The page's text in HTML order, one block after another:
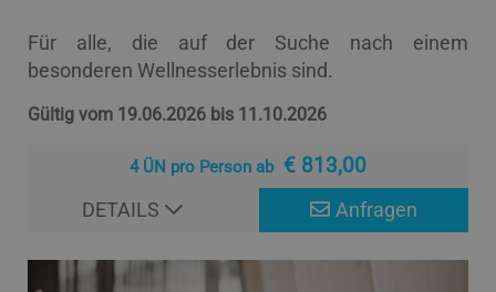
Für alle, die auf der Suche nach einem
besonderen Wellnesserlebnis sind.
Gültig vom 19.06.2026 bis 11.10.2026
4 ÜN pro Person ab € 813,00
Anfragen
DETAILS